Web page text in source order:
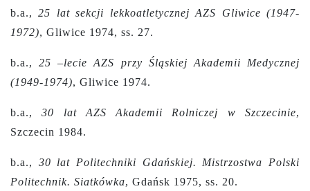
b.a.,25 lat sekcji lekkoatletycznej AZS Gliwice (1947-
1972), Gliwice 1974, ss. 27.
b.a.,25 –lecie AZS przy Śląskiej Akademii Medycznej
(1949-1974), Gliwice 1974.
b.a.,30 lat AZS Akademii Rolniczej w Szczecinie,
Szczecin 1984.
b.a., 30 lat Politechniki Gdańskiej. Mistrzostwa Polski
Politechnik. Siatkówka, Gdańsk 1975, ss. 20.